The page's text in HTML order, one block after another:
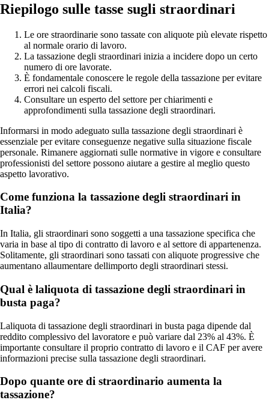
Riepilogo sulle tasse sugli straordinari
Le ore straordinarie sono tassate con aliquote più elevate rispetto
al normale orario di lavoro.
La tassazione degli straordinari inizia a incidere dopo un certo
numero di ore lavorate.
È fondamentale conoscere le regole della tassazione per evitare
errori nei calcoli fiscali.
Consultare un esperto del settore per chiarimenti e
approfondimenti sulla tassazione degli straordinari.
Informarsi in modo adeguato sulla tassazione degli straordinari è
essenziale per evitare conseguenze negative sulla situazione fiscale
personale. Rimanere aggiornati sulle normative in vigore e consultare
professionisti del settore possono aiutare a gestire al meglio questo
aspetto lavorativo.
Come funziona la tassazione degli straordinari in
Italia?
In Italia, gli straordinari sono soggetti a una tassazione specifica che
varia in base al tipo di contratto di lavoro e al settore di appartenenza.
Solitamente, gli straordinari sono tassati con aliquote progressive che
aumentano allaumentare dellimporto degli straordinari stessi.
Qual è laliquota di tassazione degli straordinari in
busta paga?
Laliquota di tassazione degli straordinari in busta paga dipende dal
reddito complessivo del lavoratore e può variare dal 23% al 43%. È
importante consultare il proprio contratto di lavoro e il CAF per avere
informazioni precise sulla tassazione degli straordinari.
Dopo quante ore di straordinario aumenta la
tassazione?